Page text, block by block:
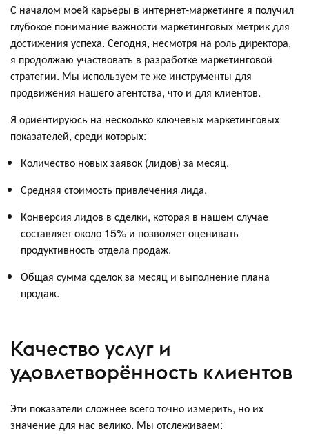
С началом моей карьеры в интернет-маркетинге я получил
глубокое понимание важности маркетинговых метрик для
достижения успеха. Сегодня, несмотря на роль директора,
я продолжаю участвовать в разработке маркетинговой
стратегии. Мы используем те же инструменты для
продвижения нашего агентства, что и для клиентов.
Я ориентируюсь на несколько ключевых маркетинговых
показателей, среди которых:
Количество новых заявок (лидов) за месяц.
Средняя стоимость привлечения лида.
Конверсия лидов в сделки, которая в нашем случае
составляет около 15% и позволяет оценивать
продуктивность отдела продаж.
Общая сумма сделок за месяц и выполнение плана
продаж.
Качество услуг и
удовлетворённость клиентов
Эти показатели сложнее всего точно измерить, но их
значение для нас велико. Мы отслеживаем: